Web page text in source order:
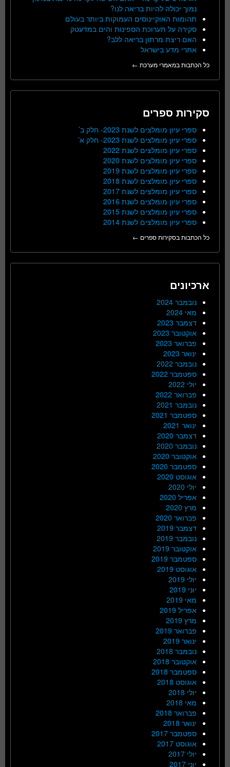
נמוך יכולה להיות בריאה לנו?
תהומות האוקיינוסים העמוקות ביותר בעולם
סקירה על תערוכת הספינות והים במדעטק
האם ריצת מרתון בריאה ללב?
אתרי מדע בישראל
כל הכתבות במאמרי מערכת ←
סקירות ספרים
ספרי עיון מומלצים לשנת 2023- חלק ב’
ספרי עיון מומלצים לשנת 2023- חלק א’
ספרי עיון מומלצים לשנת 2022
ספרי עיון מומלצים לשנת 2020
ספרי עיון מומלצים לשנת 2019
ספרי עיון מומלצים לשנת 2018
ספרי עיון מומלצים לשנת 2017
ספרי עיון מומלצים לשנת 2016
ספרי עיון מומלצים לשנת 2015
ספרי עיון מומלצים לשנת 2014
כל הכתבות בסקירות ספרים ←
ארכיונים
נובמבר 2024
מאי 2024
דצמבר 2023
אוקטובר 2023
פברואר 2023
ינואר 2023
נובמבר 2022
ספטמבר 2022
יולי 2022
פברואר 2022
נובמבר 2021
ספטמבר 2021
ינואר 2021
דצמבר 2020
נובמבר 2020
אוקטובר 2020
ספטמבר 2020
אוגוסט 2020
יולי 2020
אפריל 2020
מרץ 2020
פברואר 2020
דצמבר 2019
נובמבר 2019
אוקטובר 2019
ספטמבר 2019
אוגוסט 2019
יולי 2019
יוני 2019
מאי 2019
אפריל 2019
מרץ 2019
פברואר 2019
ינואר 2019
נובמבר 2018
אוקטובר 2018
ספטמבר 2018
אוגוסט 2018
יולי 2018
מאי 2018
פברואר 2018
ינואר 2018
ספטמבר 2017
אוגוסט 2017
יולי 2017
יוני 2017